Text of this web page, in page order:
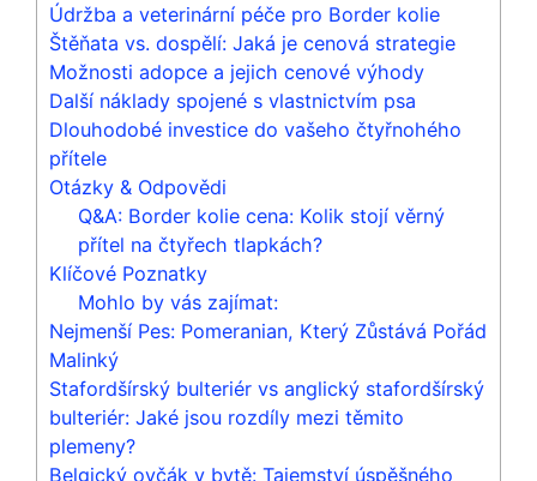
Údržba a veterinární péče pro Border kolie
Štěňata vs. dospělí: Jaká je cenová strategie
Možnosti adopce a jejich cenové výhody
Další náklady spojené s vlastnictvím psa
Dlouhodobé investice do vašeho čtyřnohého
přítele
Otázky & Odpovědi
Q&A: Border kolie cena: Kolik stojí věrný
přítel na čtyřech tlapkách?
Klíčové Poznatky
Mohlo by vás zajímat:
Nejmenší Pes: Pomeranian, Který Zůstává Pořád
Malinký
Stafordšírský bulteriér vs anglický stafordšírský
bulteriér: Jaké jsou rozdíly mezi těmito
plemeny?
Belgický ovčák v bytě: Tajemství úspěšného